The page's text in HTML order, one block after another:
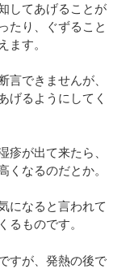
してあげることが
たり、ぐずること
ます。
言できませんが、
げるようにしてく
疹が出て来たら、
くなるのだとか。
になると言われて
るものです。
すが、発熱の後で